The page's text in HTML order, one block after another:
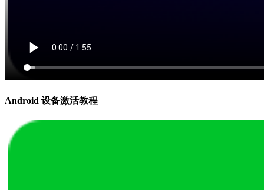
Android 设备激活教程